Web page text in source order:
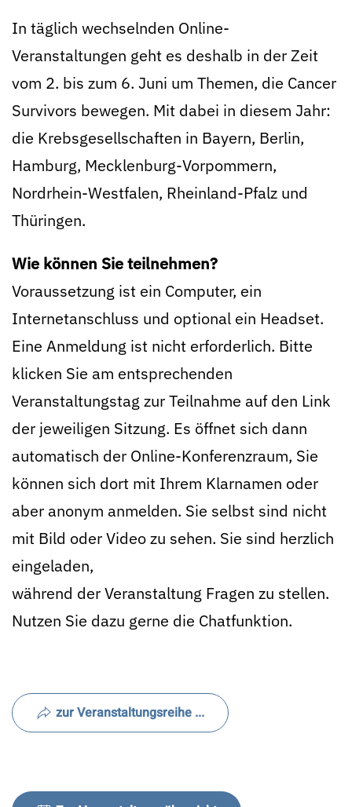
In täglich wechselnden Online-
Veranstaltungen geht es deshalb in der Zeit
vom 2. bis zum 6. Juni um Themen, die Cancer
Survivors bewegen. Mit dabei in diesem Jahr:
die Krebsgesellschaften in Bayern, Berlin,
Hamburg, Mecklenburg-Vorpommern,
Nordrhein-Westfalen, Rheinland-Pfalz und
Thüringen.
Wie können Sie teilnehmen?
Voraussetzung ist ein Computer, ein
Internetanschluss und optional ein Headset.
Eine Anmeldung ist nicht erforderlich. Bitte
klicken Sie am entsprechenden
Veranstaltungstag zur Teilnahme auf den Link
der jeweiligen Sitzung. Es öffnet sich dann
automatisch der Online-Konferenzraum, Sie
können sich dort mit Ihrem Klarnamen oder
aber anonym anmelden. Sie selbst sind nicht
mit Bild oder Video zu sehen. Sie sind herzlich
eingeladen,
während der Veranstaltung Fragen zu stellen.
Nutzen Sie dazu gerne die Chatfunktion.
zur Veranstaltungsreihe ...